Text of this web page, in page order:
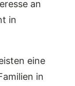
an
in
eine
in